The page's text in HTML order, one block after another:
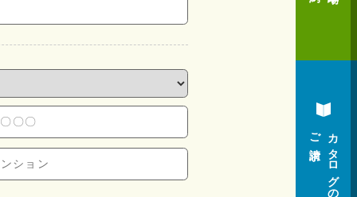
カタログの
ご請求